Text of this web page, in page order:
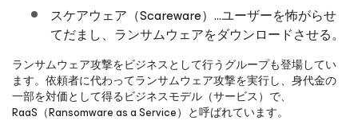
スケアウェア（Scareware）…ユーザーを怖がらせ
てだまし、ランサムウェアをダウンロードさせる。
ランサムウェア攻撃をビジネスとして行うグループも登場してい
ます。依頼者に代わってランサムウェア攻撃を実行し、身代金の
一部を対価として得るビジネスモデル（サービス）で、
RaaS（Ransomware as a Service）と呼ばれています。